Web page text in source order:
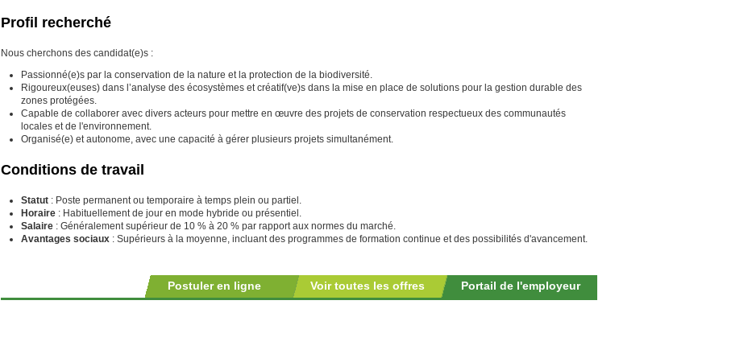
Profil recherché
Nous cherchons des candidat(e)s :
Passionné(e)s par la conservation de la nature et la protection de la biodiversité.
Rigoureux(euses) dans l’analyse des écosystèmes et créatif(ve)s dans la mise en place de solutions pour la gestion durable des
zones protégées.
Capable de collaborer avec divers acteurs pour mettre en œuvre des projets de conservation respectueux des communautés
locales et de l'environnement.
Organisé(e) et autonome, avec une capacité à gérer plusieurs projets simultanément.
Conditions de travail
Statut : Poste permanent ou temporaire à temps plein ou partiel.
Horaire : Habituellement de jour en mode hybride ou présentiel.
Salaire : Généralement supérieur de 10 % à 20 % par rapport aux normes du marché.
Avantages sociaux : Supérieurs à la moyenne, incluant des programmes de formation continue et des possibilités d'avancement.
Portail de l'employeur
Voir toutes les offres
Postuler en ligne